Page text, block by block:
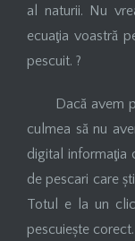
al naturii. Nu
ecuaţia voastră
pescuit. ?
Dacă avem
culmea să nu
digital informaţia
de pescari care
Totul e la un
pescuiește